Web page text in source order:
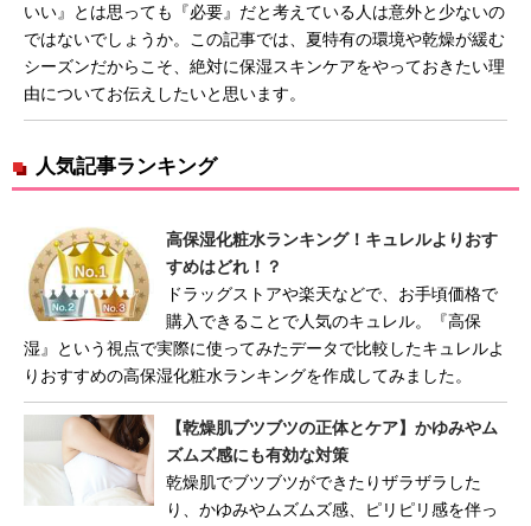
いい』とは思っても『必要』だと考えている人は意外と少ないの
ではないでしょうか。この記事では、夏特有の環境や乾燥が緩む
シーズンだからこそ、絶対に保湿スキンケアをやっておきたい理
由についてお伝えしたいと思います。
人気記事ランキング
高保湿化粧水ランキング！キュレルよりおす
すめはどれ！？
ドラッグストアや楽天などで、お手頃価格で
購入できることで人気のキュレル。『高保
湿』という視点で実際に使ってみたデータで比較したキュレルよ
りおすすめの高保湿化粧水ランキングを作成してみました。
【乾燥肌ブツブツの正体とケア】かゆみやム
ズムズ感にも有効な対策
乾燥肌でブツブツができたりザラザラした
り、かゆみやムズムズ感、ピリピリ感を伴っ